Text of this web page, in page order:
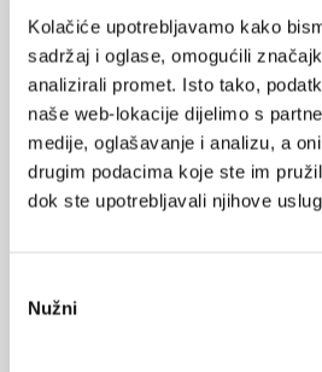
Kolačiće upotrebljavamo kako
sadržaj i oglase, omogućili
analizirali promet. Isto tako,
naše web-lokacije dijelimo s
medije, oglašavanje i analizu, a
drugim podacima koje ste im
dok ste upotrebljavali njihove
pristanka
Nužni
tako, važan je podatak da fluvastatin
kardiovaskularnih incidenata u
bubregom;unatoč tomu nije dokazano
rezultira smanjenjem odbacivanja
U bolesnika s autoimunosnim
lovastatina pokazala je regresiju lezija
atorvastatina standardnom liječenju
smanjilo biljege upale te umjereno